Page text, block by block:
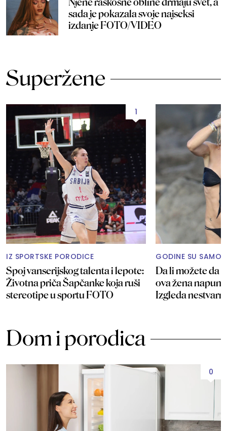
sada je pokazala svoje najseksi
izdanje FOTO/VIDEO
Superžene
1
IZ SPORTSKE PORODICE
Spoj vanserijskog talenta i lepote:
Životna priča Šapčanke koja ruši
stereotipe u sportu FOTO
GODINE SU SAMO
Da li možete da
ova žena
Izgleda
Dom i porodica
0